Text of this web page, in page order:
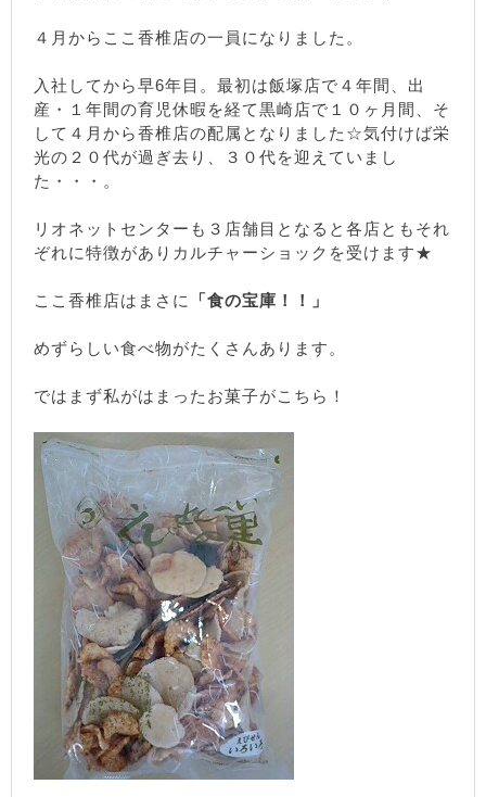
４月からここ香椎店の一員になりました。
入社してから早6年目。 最初は飯塚店で ４年間、出
産・１年間の育児休暇を経て黒崎店で１０ヶ月間、そ
して４月から香椎店の配属となりました☆気付けば栄
光の２０代が過ぎ去り、３０代を迎えていまし
た・・・。
リオネットセンターも３店舗目となると各店ともそれ
ぞれに特徴がありカルチャーショックを受けます★
ここ香椎店はまさに 「食の宝庫！！」
めずらしい食べ物がたくさんあります。
ではまず私がはまったお菓子がこちら！